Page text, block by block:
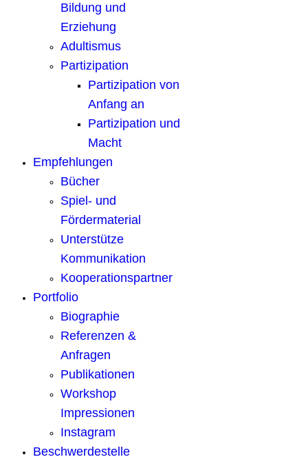
Bildung und
Erziehung
Adultismus
Partizipation
Partizipation von
Anfang an
Partizipation und
Macht
Empfehlungen
Bücher
Spiel- und
Fördermaterial
Unterstütze
Kommunikation
Kooperationspartner
Portfolio
Biographie
Referenzen &
Anfragen
Publikationen
Workshop
Impressionen
Instagram
Beschwerdestelle